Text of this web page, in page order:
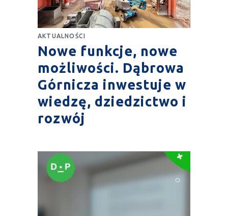
AKTUALNOŚCI
Nowe funkcje, nowe
możliwości. Dąbrowa
Górnicza inwestuje w
wiedzę, dziedzictwo i
rozwój